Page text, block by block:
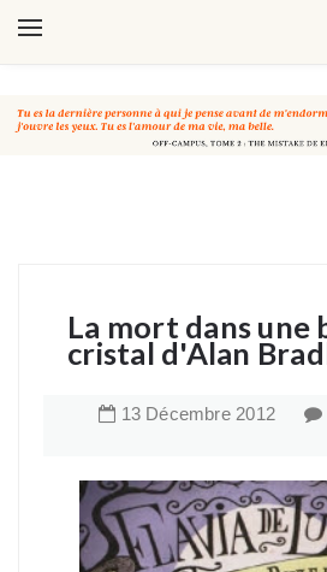
La mort dans une
cristal d'Alan
13 Décembre 2012